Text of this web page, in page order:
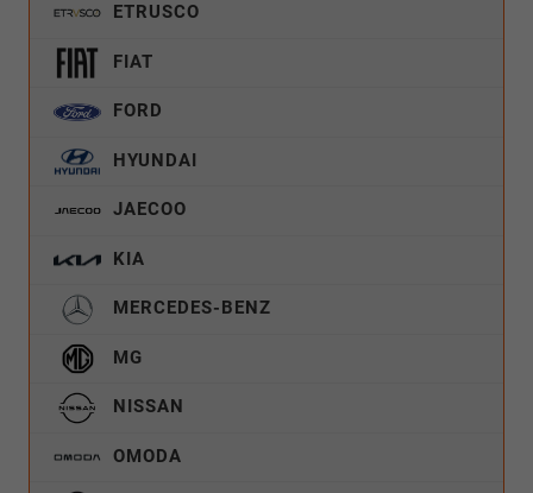
ETRUSCO
FIAT
FORD
HYUNDAI
JAECOO
KIA
MERCEDES-BENZ
MG
NISSAN
OMODA